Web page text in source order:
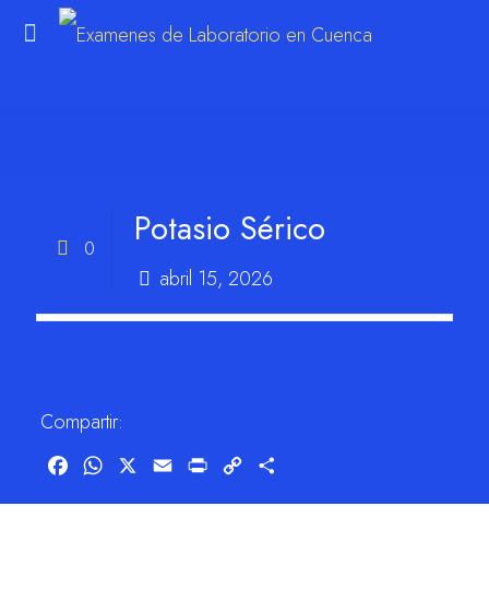
0 Potasio Sérico
abril 15, 2026
Compartir:
FacebookWhatsApp Email Print
Copy